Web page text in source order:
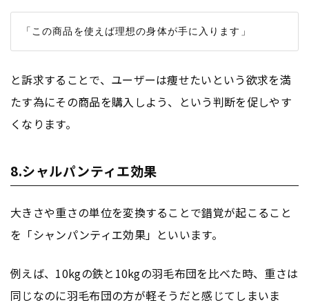
と訴求することで、ユーザーは痩せたいという欲求を満
たす為にその商品を購入しよう、という判断を促しやす
くなります。
8.シャルパンティエ効果
大きさや重さの単位を変換することで錯覚が起こること
を「シャンパンティエ効果」といいます。
例えば、10kgの鉄と10kgの羽毛布団を比べた時、重さは
同じなのに羽毛布団の方が軽そうだと感じてしまいま